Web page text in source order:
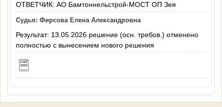
ОТВЕТЧИК: АО Бамтоннельстрой-МОСТ ОП Зея
Судья: Фирсова Елена Александровна
Результат: 13.05.2026 решение (осн. требов.) отменено
полностью с вынесением нового решения